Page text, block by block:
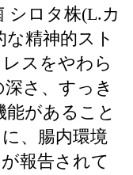
シロタ株(L.カ
精神的スト
スをやわら
さ、すっき
があること
、腸内環境
報告されて